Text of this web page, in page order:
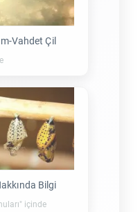
Vahdet Çil
Bilgi
içinde